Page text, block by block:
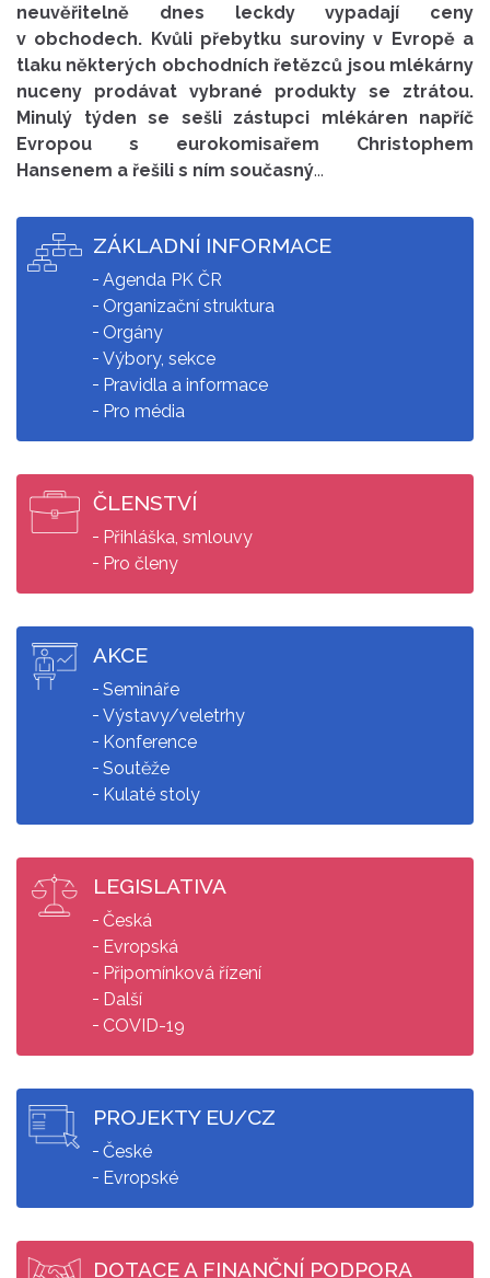
neuvěřitelně dnes leckdy vypadají ceny
v obchodech. Kvůli přebytku suroviny v Evropě a
tlaku některých obchodních řetězců jsou mlékárny
nuceny prodávat vybrané produkty se ztrátou.
Minulý týden se sešli zástupci mlékáren napříč
Evropou s eurokomisařem Christophem
Hansenem a řešili s ním současný...
ZÁKLADNÍ INFORMACE
Agenda PK ČR
Organizační struktura
Orgány
Výbory, sekce
Pravidla a informace
Pro média
ČLENSTVÍ
Přihláška, smlouvy
Pro členy
AKCE
Semináře
Výstavy/veletrhy
Konference
Soutěže
Kulaté stoly
LEGISLATIVA
Česká
Evropská
Připomínková řízení
Další
COVID-19
PROJEKTY EU/CZ
České
Evropské
DOTACE A FINANČNÍ PODPORA